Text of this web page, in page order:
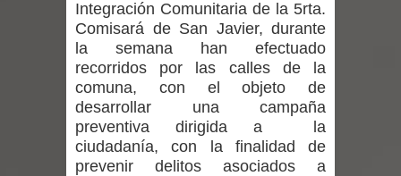
Curicó desarrollará jornada de
vacunación contra la Influenza y otros
virus respiratorios
Empedrado desarrolló con éxito el
desafío guerreros 2026
Integración Comunitaria de la 5rta.
Comisará de San Javier, durante
la semana han efectuado
recorridos por las calles de la
comuna, con el objeto de
desarrollar una campaña
preventiva dirigida a la
ciudadanía, con la finalidad de
prevenir delitos asociados a